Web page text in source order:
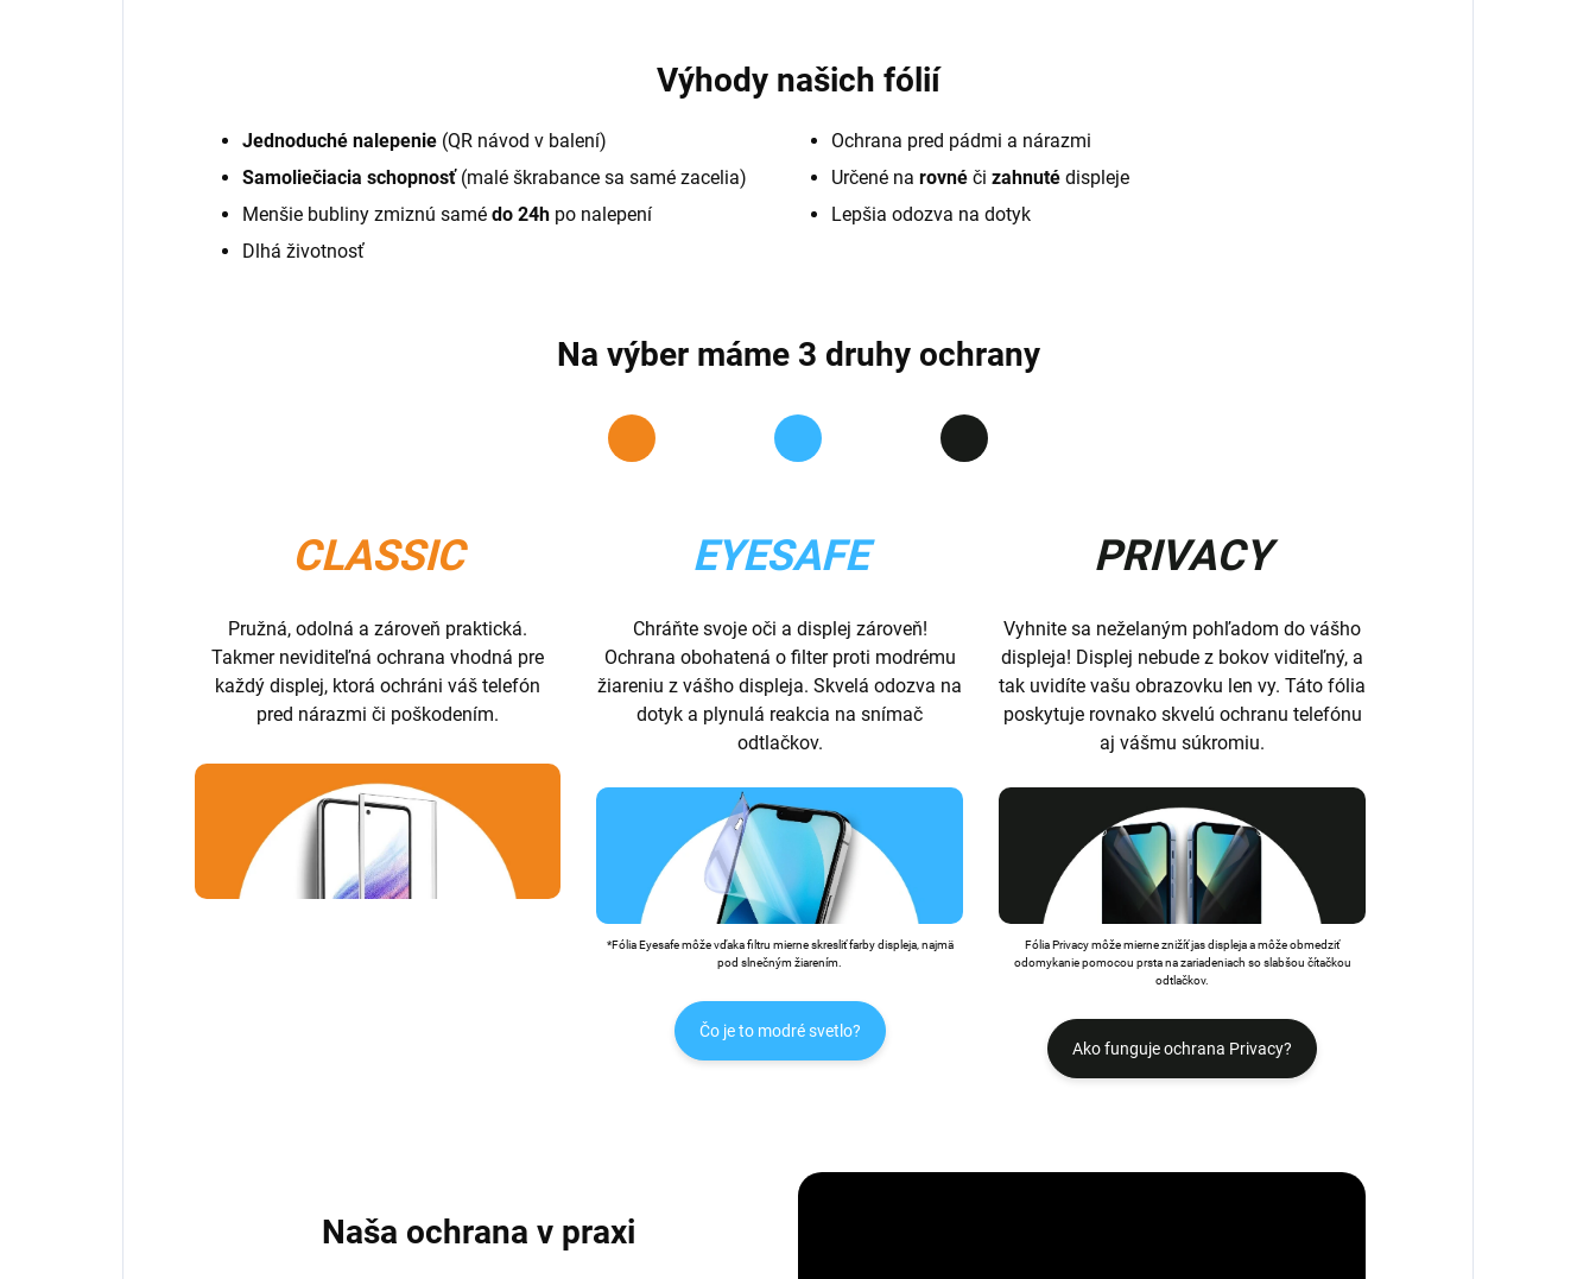
Výhody našich fólií
Jednoduché nalepenie (QR návod v balení)
Samoliečiacia schopnosť(malé škrabance sa samé zacelia)
Menšie bubliny zmiznú samé do 24h po nalepení
Dlhá životnosť
Ochrana pred pádmi a nárazmi
Určené na rovné či zahnuté displeje
Lepšia odozva na dotyk
Na výber máme 3 druhy ochrany
CLASSIC
Pružná, odolná a zároveň praktická.
Takmer neviditeľná ochrana vhodná pre
každý displej, ktorá ochráni váš telefón
pred nárazmi či poškodením.
EYESAFE
Chráňte svoje oči a displej zároveň!
Ochrana obohatená o filter proti modrému
žiareniu z vášho displeja. Skvelá odozva na
dotyk a plynulá reakcia na snímač
odtlačkov.
*Fólia Eyesafe môže vďaka filtru mierne skresliť farby displeja, najmä
pod slnečným žiarením.
Čo je to modré svetlo?
PRIVACY
Vyhnite sa neželaným pohľadom do vášho
displeja! Displej nebude z bokov viditeľný, a
tak uvidíte vašu obrazovku len vy. Táto fólia
poskytuje rovnako skvelú ochranu telefónu
aj vášmu súkromiu.
Fólia Privacy môže mierne znižíť jas displeja a môže obmedziť
odomykanie pomocou prsta na zariadeniach so slabšou čítačkou
odtlačkov.
Ako funguje ochrana Privacy?
Naša ochrana v praxi